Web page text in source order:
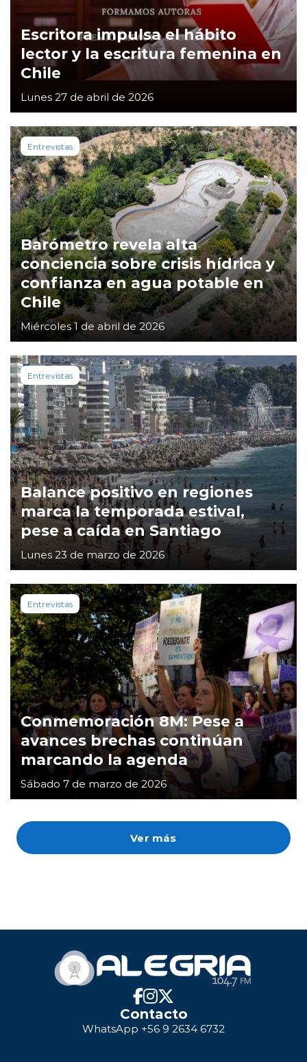
Ver más
Escritora impulsa el hábito
lector y la escritura femenina en
Chile
Lunes 27 de abril de 2026
Entrevistas
Barómetro revela alta
conciencia sobre crisis hídrica y
confianza en agua potable en
Chile
Miércoles 1 de abril de 2026
Entrevistas
Balance positivo en regiones
marca la temporada estival,
pese a caída en Santiago
Lunes 23 de marzo de 2026
Entrevistas
Conmemoración 8M: Pese a
avances brechas continúan
marcando la agenda
Sábado 7 de marzo de 2026
Contacto
WhatsApp +56 9 2634 6732